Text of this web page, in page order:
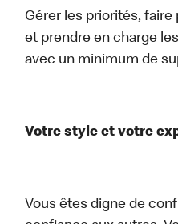
Gérer les priorités, faire
et prendre en charge
avec un minimum de
Votre style et votre
Vous êtes digne de